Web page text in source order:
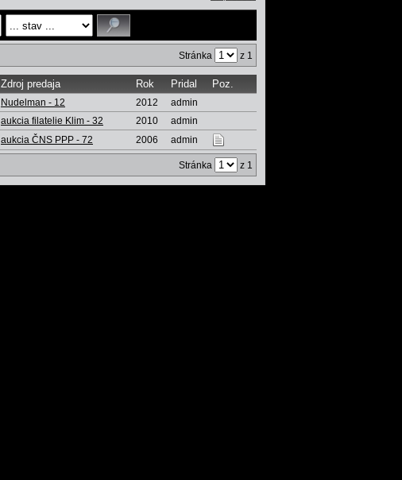
Stránka z 1
Zdroj predaja Rok Pridal Poz.
Nudelman - 12 2012
admin
aukcia filatelie Klim - 32 2010
admin
aukcia ČNS PPP - 72 2006 admin
Stránka z 1